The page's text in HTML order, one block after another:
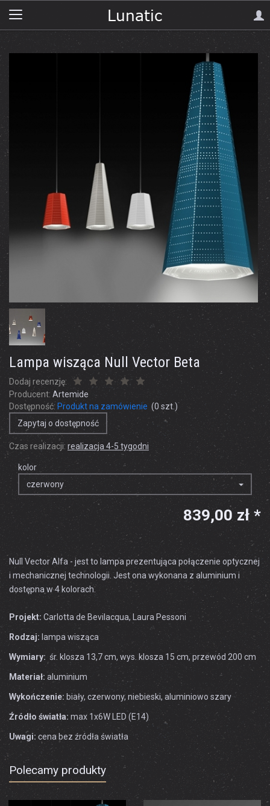
Lampa wisząca Null Vector Beta
Dodaj recenzję:
Producent: Artemide
Dostępność: Produkt na zamówienie (0 szt.)
Zapytaj o dostępność
Czas realizacji: realizacja 4-5 tygodni
kolor
czerwony
839,00 zł *
Null Vector Alfa - jest to lampa prezentująca połączenie optycznej
i mechanicznej technologii. Jest ona wykonana z aluminium i
dostępna w 4 kolorach.
Projekt: Carlotta de Bevilacqua, Laura Pessoni
Rodzaj: lampa wisząca
Wymiary: śr. klosza 13,7 cm, wys. klosza 15 cm, przewód 200 cm
Materiał: aluminium
Wykończenie: biały, czerwony, niebieski, aluminiowo szary
Źródło światła: max 1x6W LED (E14)
Uwagi: cena bez źródła światła
Polecamy produkty